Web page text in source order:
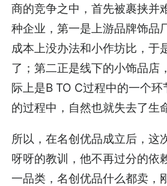
商的竞争之中，首先被裹挟并
种企业，第一是上游品牌饰品
成本上没办法和小作坊比，于
了；第二正是线下的小饰品店
际上是B TO C过程中的一个
的过程中，自然也就失去了生
所以，在名创优品成立后，这
呀呀的教训，他不再过分的依
一品类，名创优品什么都卖，